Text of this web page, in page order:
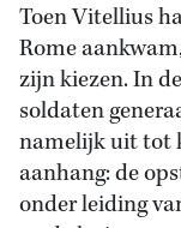
Toen Vitellius
Rome
zijn kiezen. In
soldaten
namelijk uit tot
aanhang: de
onder leiding